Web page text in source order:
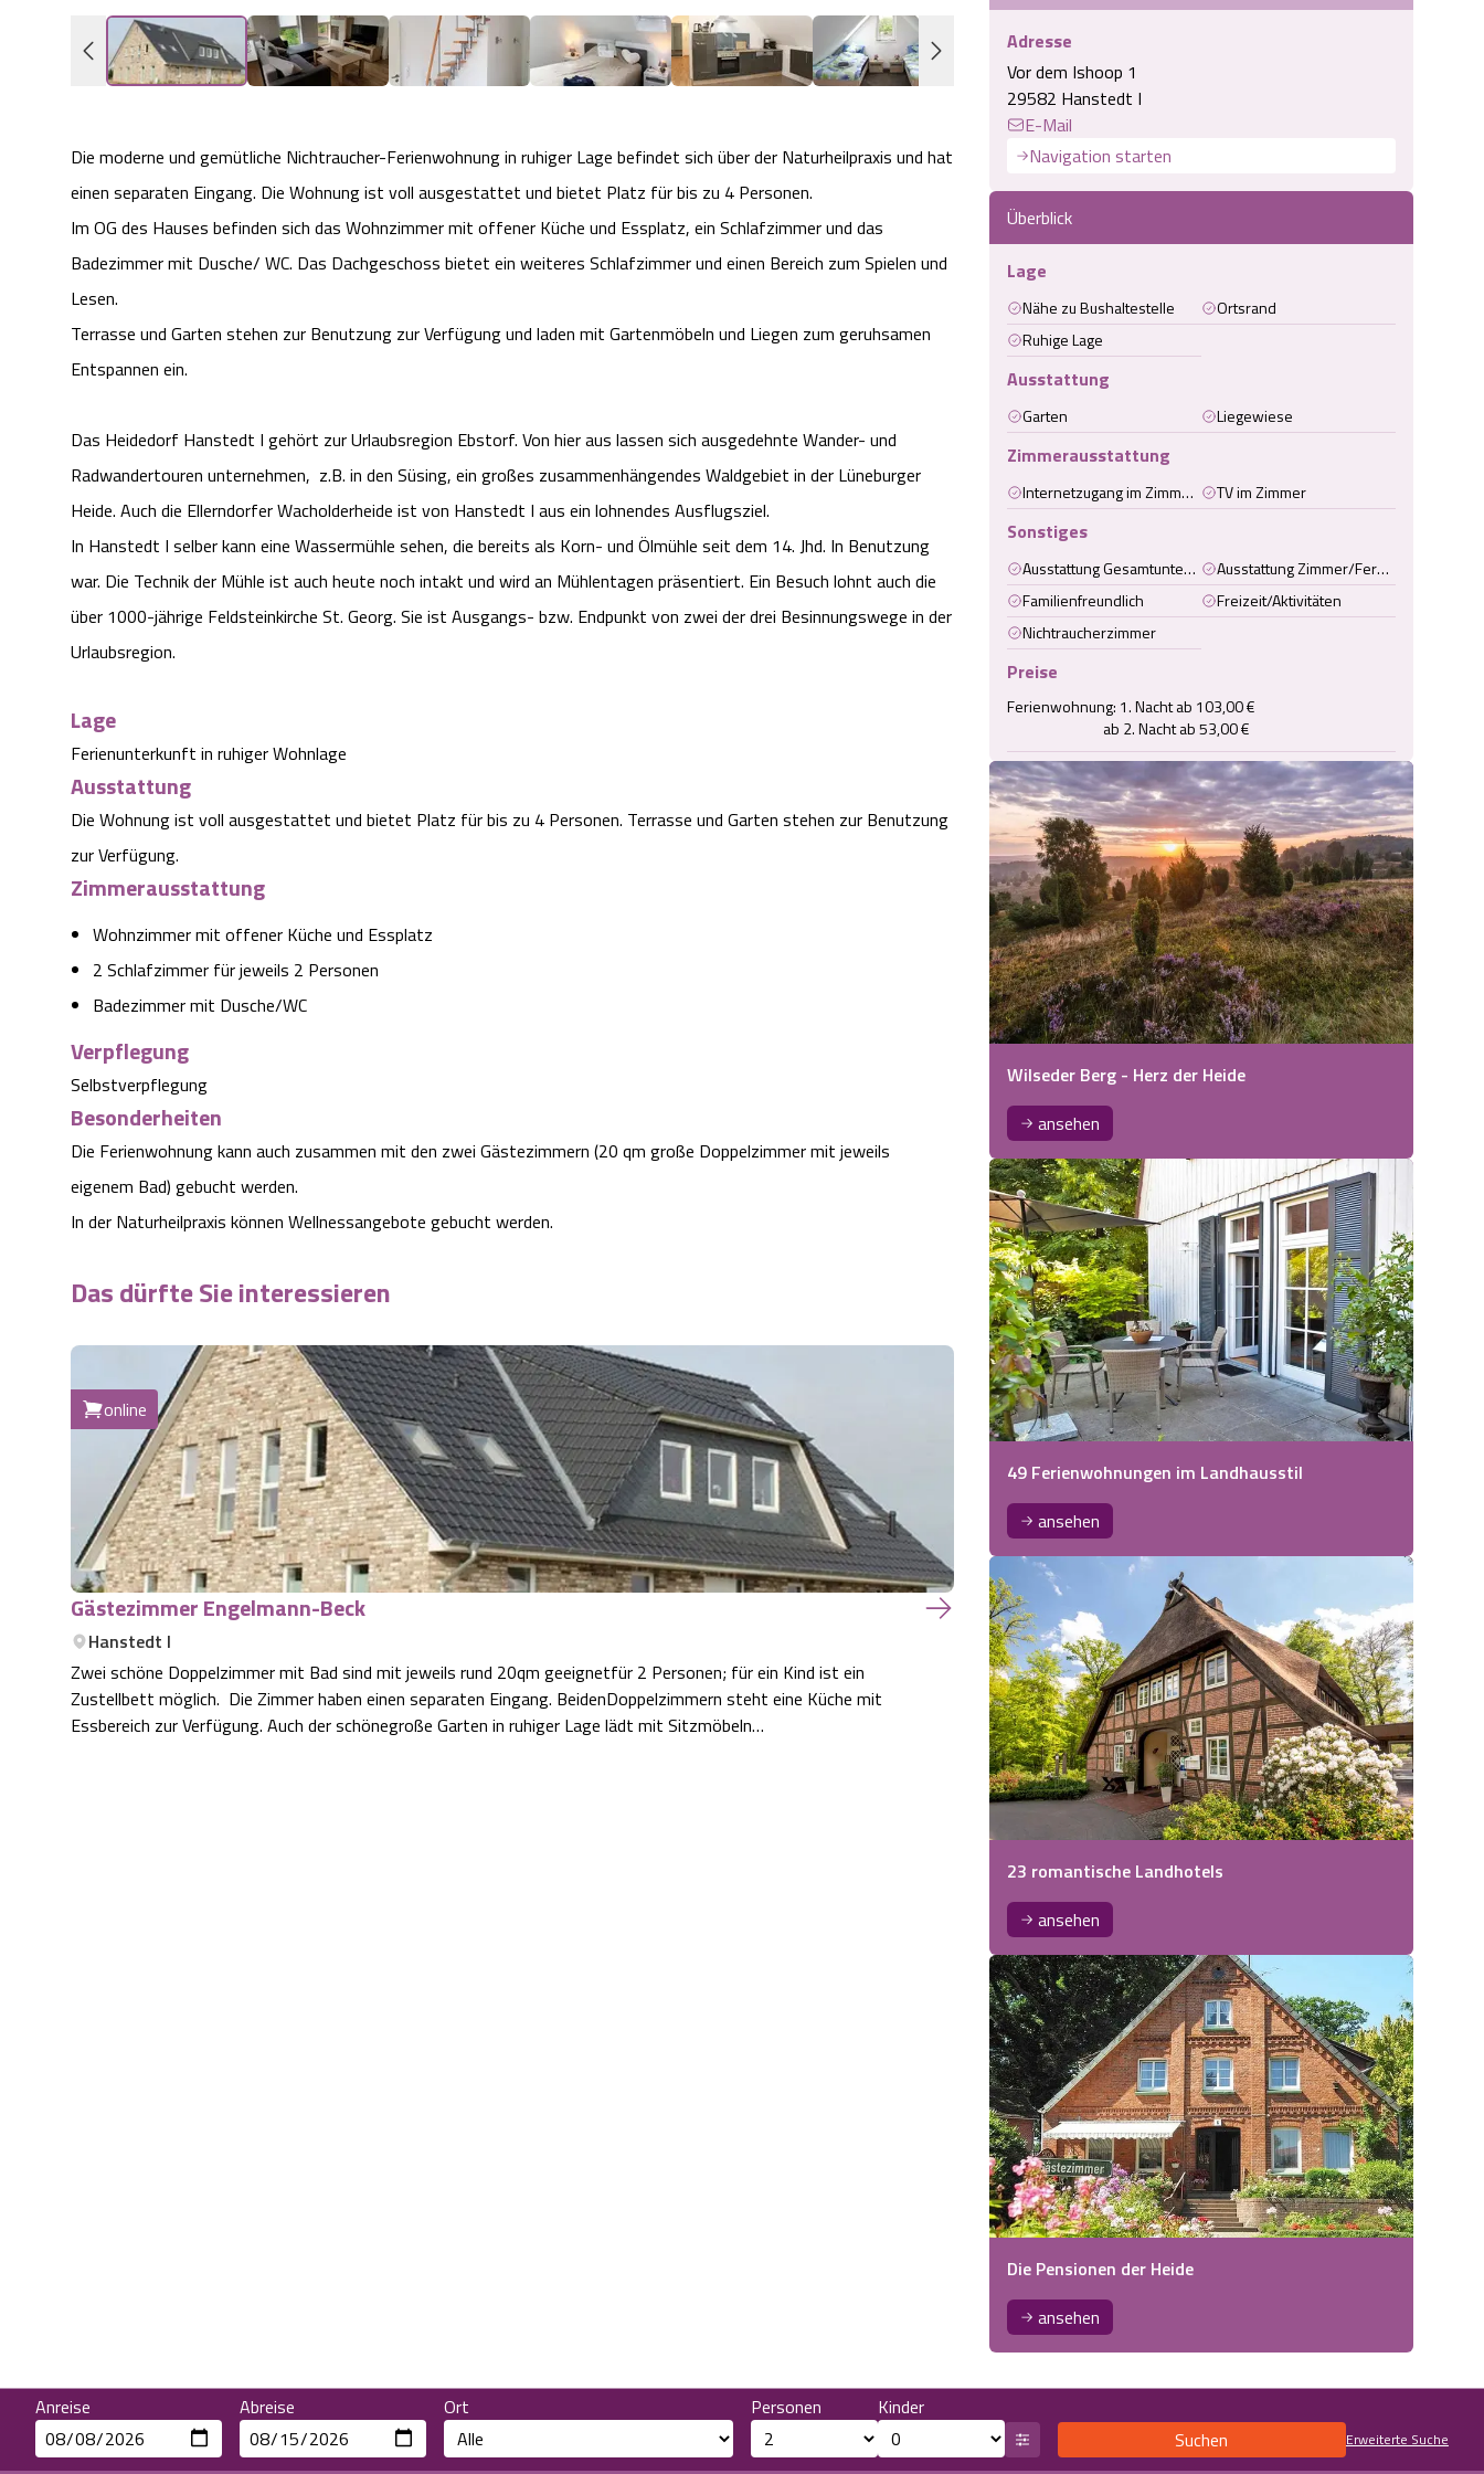
Die moderne und gemütliche Nichtraucher-Ferienwohnung in ruhiger Lage befindet sich über der Naturheilpraxis und hat
einen separaten Eingang. Die Wohnung ist voll ausgestattet und bietet Platz für bis zu 4 Personen.
Im OG des Hauses befinden sich das Wohnzimmer mit offener Küche und Essplatz, ein Schlafzimmer und das
Badezimmer mit Dusche/ WC. Das Dachgeschoss bietet ein weiteres Schlafzimmer und einen Bereich zum Spielen und
Lesen.
Terrasse und Garten stehen zur Benutzung zur Verfügung und laden mit Gartenmöbeln und Liegen zum geruhsamen
Entspannen ein.
Das Heidedorf Hanstedt I gehört zur Urlaubsregion Ebstorf. Von hier aus lassen sich ausgedehnte Wander- und
Radwandertouren unternehmen, z.B. in den Süsing, ein großes zusammenhängendes Waldgebiet in der Lüneburger
Heide. Auch die Ellerndorfer Wacholderheide ist von Hanstedt I aus ein lohnendes Ausflugsziel.
In Hanstedt I selber kann eine Wassermühle sehen, die bereits als Korn- und Ölmühle seit dem 14. Jhd. In Benutzung
war. Die Technik der Mühle ist auch heute noch intakt und wird an Mühlentagen präsentiert. Ein Besuch lohnt auch die
über 1000-jährige Feldsteinkirche St. Georg. Sie ist Ausgangs- bzw. Endpunkt von zwei der drei Besinnungswege in der
Urlaubsregion.
Lage
Ferienunterkunft in ruhiger Wohnlage
Ausstattung
Die Wohnung ist voll ausgestattet und bietet Platz für bis zu 4 Personen. Terrasse und Garten stehen zur Benutzung
zur Verfügung.
Zimmerausstattung
Wohnzimmer mit offener Küche und Essplatz
2 Schlafzimmer für jeweils 2 Personen
Badezimmer mit Dusche/WC
Verpflegung
Selbstverpflegung
Besonderheiten
Die Ferienwohnung kann auch zusammen mit den zwei Gästezimmern (20 qm große Doppelzimmer mit jeweils
eigenem Bad) gebucht werden.
In der Naturheilpraxis können Wellnessangebote gebucht werden.
Das dürfte Sie interessieren
online
Gästezimmer Engelmann-Beck
Hanstedt I
Zwei schöne Doppelzimmer mit Bad sind mit jeweils rund 20qm geeignetfür 2 Personen; für ein Kind ist ein
Zustellbett möglich. Die Zimmer haben einen separaten Eingang. BeidenDoppelzimmern steht eine Küche mit
Essbereich zur Verfügung. Auch der schönegroße Garten in ruhiger Lage lädt mit Sitzmöbeln…
Adresse
Vor dem Ishoop 1
29582 Hanstedt I
E-Mail
Navigation starten
Überblick
Lage
Nähe zu Bushaltestelle
Ortsrand
Ruhige Lage
Ausstattung
Garten Liegewiese
Zimmerausstattung
Internetzugang im Zimmer (kabelgebunden) TV im Zimmer
Sonstiges
Ausstattung Gesamtunterkunft
Ausstattung Zimmer/Ferienwohnung/Ferienhaus
Familienfreundlich
Freizeit/Aktivitäten
Nichtraucherzimmer
Preise
Ferienwohnung: 1. Nacht ab 103,00 €
                             ab 2. Nacht ab 53,00 €
Wilseder Berg - Herz der Heide
ansehen
49 Ferienwohnungen im Landhausstil
ansehen
23 romantische Landhotels
ansehen
Die Pensionen der Heide
ansehen
Anreise Abreise Ort Personen
Kinder
Suchen
Erweiterte Suche